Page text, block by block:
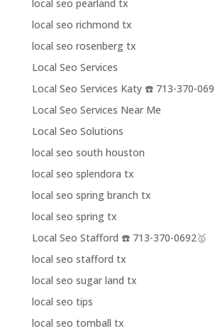
local seo pearland tx
local seo richmond tx
local seo rosenberg tx
Local Seo Services
Local Seo Services Katy ☎️ 713-370-
Local Seo Services Near Me
Local Seo Solutions
local seo south houston
local seo splendora tx
local seo spring branch tx
local seo spring tx
Local Seo Stafford ☎️ 713-370-0692🥇
local seo stafford tx
local seo sugar land tx
local seo tips
local seo tomball tx